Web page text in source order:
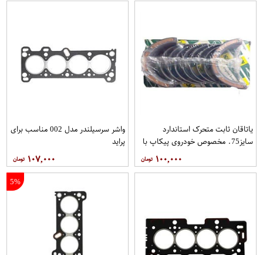
یاتاقان ثابت متحرک استاندارد
سایز75. مخصوص خودروی پیکاپ با
فروشگاه مگاموتور
۱۰۰,۰۰۰
واشر سرسیلندر مدل 002 مناسب برای
پراید
۱۰۷,۰۰۰
5%